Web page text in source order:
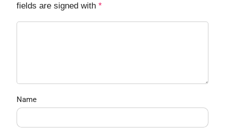
fields are signed with*
Name